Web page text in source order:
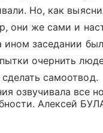
Но, как
они же сами и
ином заседании
очернить
самоотвод.
озвучивала все
Алексей